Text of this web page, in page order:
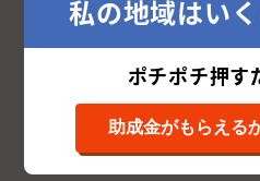
三戸郡 十和田市 五
黒石市 つ
東津軽郡
中津軽郡
私の地域はい
ポチポチ押す
助成金がもらえる